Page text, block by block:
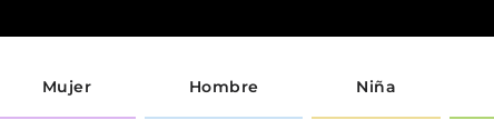
Mujer Hombre Niña